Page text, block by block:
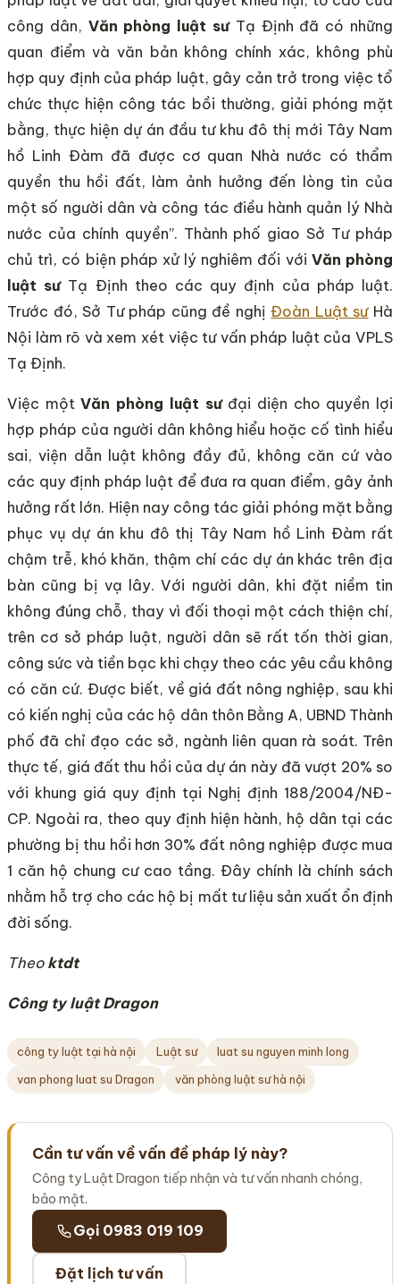
công dân, Văn phòng luật sưTạ Định đã có những
quan điểm và văn bản không chính xác, không phù
hợp quy định của pháp luật, gây cản trở trong việc tổ
chức thực hiện công tác bồi thường, giải phóng mặt
bằng, thực hiện dự án đầu tư khu đô thị mới Tây Nam
hồ Linh Đàm đã được cơ quan Nhà nước có thẩm
quyền thu hồi đất, làm ảnh hưởng đến lòng tin của
một số người dân và công tác điều hành quản lý Nhà
nước của chính quyền”. Thành phố giao Sở Tư pháp
chủ trì, có biện pháp xử lý nghiêm đối với Văn phòng
luật sưTạ Định theo các quy định của pháp luật.
Trước đó, Sở Tư pháp cũng đề nghịĐoàn Luật sưHà
Nội làm rõ và xem xét việc tư vấn pháp luật của VPLS
Tạ Định.
Việc mộtVăn phòng luật sưđại diện cho quyền lợi
hợp pháp của người dân không hiểu hoặc cố tình hiểu
sai, viện dẫn luật không đầy đủ, không căn cứ vào
các quy định pháp luật để đưa ra quan điểm, gây ảnh
hưởng rất lớn. Hiện nay công tác giải phóng mặt bằng
phục vụ dự án khu đô thị Tây Nam hồ Linh Đàm rất
chậm trễ, khó khăn, thậm chí các dự án khác trên địa
bàn cũng bị vạ lây. Với người dân, khi đặt niềm tin
không đúng chỗ, thay vì đối thoại một cách thiện chí,
trên cơ sở pháp luật, người dân sẽ rất tốn thời gian,
công sức và tiền bạc khi chạy theo các yêu cầu không
có căn cứ. Được biết, về giá đất nông nghiệp, sau khi
có kiến nghị của các hộ dân thôn Bằng A, UBND Thành
phố đã chỉ đạo các sở, ngành liên quan rà soát. Trên
thực tế, giá đất thu hồi của dự án này đã vượt 20% so
với khung giá quy định tại Nghị định 188/2004/NĐ-
CP. Ngoài ra, theo quy định hiện hành, hộ dân tại các
phường bị thu hồi hơn 30% đất nông nghiệp được mua
1 căn hộ chung cư cao tầng. Đây chính là chính sách
nhằm hỗ trợ cho các hộ bị mất tư liệu sản xuất ổn định
đời sống.
Theo ktdt
Công ty luật Dragon
công ty luật tại hà nội Luật sư
luat su nguyen minh long
van phong luat su Dragon
văn phòng luật sư hà nội
Cần tư vấn về vấn đề pháp lý này?
Công ty Luật Dragon tiếp nhận và tư vấn nhanh chóng,
bảo mật.
Gọi 0983 019 109
Đặt lịch tư vấn